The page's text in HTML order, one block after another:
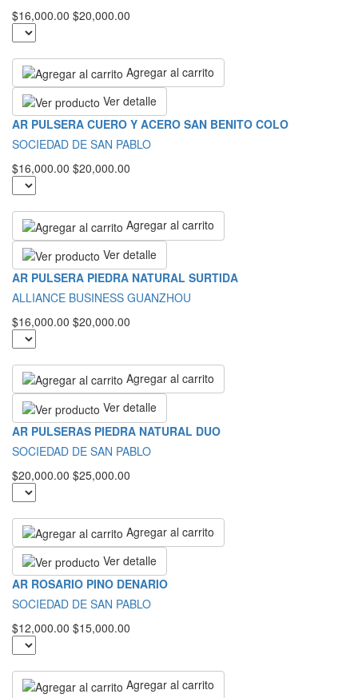
$16,000.00 $20,000.00
Agregar al carrito
Ver detalle
AR PULSERA CUERO Y ACERO SAN BENITO COLO
SOCIEDAD DE SAN PABLO
$16,000.00 $20,000.00
Agregar al carrito
Ver detalle
AR PULSERA PIEDRA NATURAL SURTIDA
ALLIANCE BUSINESS GUANZHOU
$16,000.00 $20,000.00
Agregar al carrito
Ver detalle
AR PULSERAS PIEDRA NATURAL DUO
SOCIEDAD DE SAN PABLO
$20,000.00 $25,000.00
Agregar al carrito
Ver detalle
AR ROSARIO PINO DENARIO
SOCIEDAD DE SAN PABLO
$12,000.00 $15,000.00
Agregar al carrito